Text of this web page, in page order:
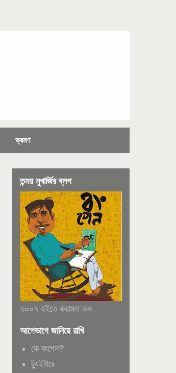
ভ্রমণ
তন্ময় মুখার্জির ব্লগ
২০০৭ হইতে কয়ামত তক
আগেভাগে জানিয়ে রাখি
কে বংপেন?
ট্যুইটারে